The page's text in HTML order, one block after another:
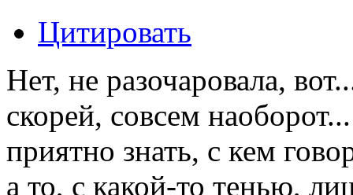
Цитировать
Нет, не разочаровала,
скорей, совсем
приятно знать, с кем
а то, с какой-то тенью,